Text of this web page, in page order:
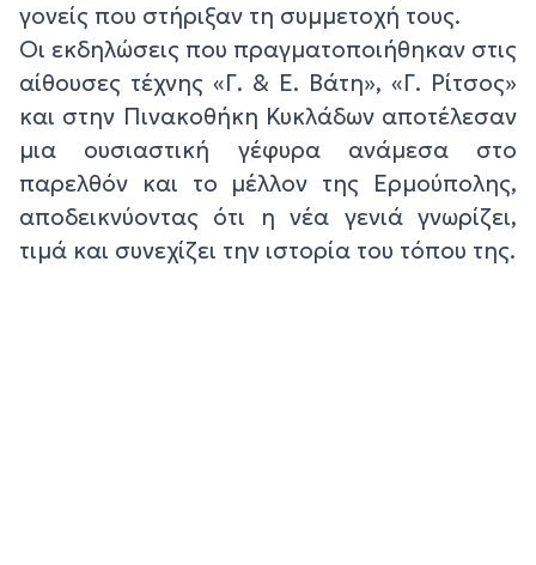
γονείς που στήριξαν τη συμμετοχή τους.
Οι εκδηλώσεις που πραγματοποιήθηκαν στις
αίθουσες τέχνης «Γ. & Ε. Βάτη», «Γ. Ρίτσος»
και στην Πινακοθήκη Κυκλάδων αποτέλεσαν
μια ουσιαστική γέφυρα ανάμεσα στο
παρελθόν και το μέλλον της Ερμούπολης,
αποδεικνύοντας ότι η νέα γενιά γνωρίζει,
τιμά και συνεχίζει την ιστορία του τόπου της.